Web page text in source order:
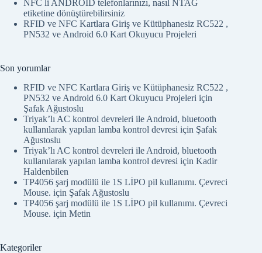
NFC li ANDROID telefonlarınızı, nasıl NTAG
etiketine dönüştürebilirsiniz
RFID ve NFC Kartlara Giriş ve Kütüphanesiz RC522 ,
PN532 ve Android 6.0 Kart Okuyucu Projeleri
Son yorumlar
RFID ve NFC Kartlara Giriş ve Kütüphanesiz RC522 ,
PN532 ve Android 6.0 Kart Okuyucu Projeleri için
Şafak Ağustoslu
Triyak’lı AC kontrol devreleri ile Android, bluetooth
kullanılarak yapılan lamba kontrol devresi için Şafak
Ağustoslu
Triyak’lı AC kontrol devreleri ile Android, bluetooth
kullanılarak yapılan lamba kontrol devresi için Kadir
Haldenbilen
TP4056 şarj modülü ile 1S LİPO pil kullanımı. Çevreci
Mouse. için Şafak Ağustoslu
TP4056 şarj modülü ile 1S LİPO pil kullanımı. Çevreci
Mouse. için Metin
Kategoriler